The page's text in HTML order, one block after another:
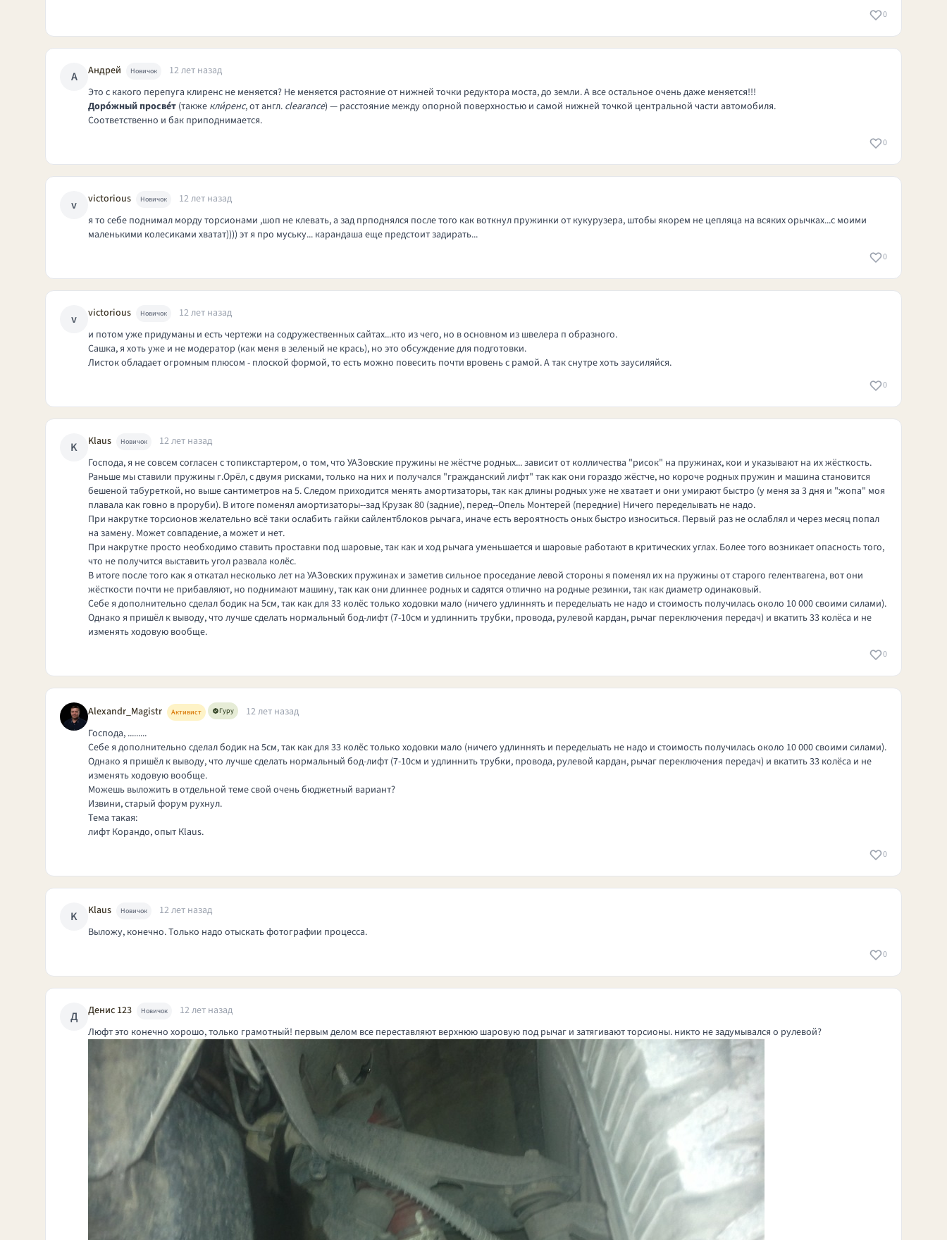
0
А Андрей Новичок
12 лет назад
Это с какого перепуга клиренс не меняется? Не меняется растояние от нижней точки редуктора моста, до земли. А все остальное очень даже меняется!!!
Доро́жный просве́т (также кли́ренс, отангл. clearance) — расстояние между опорной поверхностью и самой нижней точкой центральной части автомобиля.
Соответственно и бак приподнимается.
0
v victorious Новичок
12 лет назад
я то себе поднимал морду торсионами ,шоп не клевать, а зад прподнялся после того как воткнул пружинки от кукурузера, штобы якорем не цепляца на всяких орычках...с моими
маленькими колесиками хватат)))) эт я про муську... карандаша еще предстоит задирать...
0
v victorious Новичок
12 лет назад
и потом уже придуманы и есть чертежи на содружественных сайтах...кто из чего, но в основном из швелера п образного.
Сашка, я хоть уже и не модератор (как меня в зеленый не крась), но это обсуждение для подготовки.
Листок обладает огромным плюсом - плоской формой, то есть можно повесить почти вровень с рамой. А так снутре хоть заусиляйся.
0
K Klaus Новичок
12 лет назад
Господа, я не совсем согласен с топикстартером, о том, что УАЗовские пружины не жёстче родных... зависит от колличества "рисок" на пружинах, кои и указывают на их жёсткость.
Раньше мы ставили пружины г.Орёл, с двумя рисками, только на них и получался "гражданский лифт" так как они гораздо жёстче, но короче родных пружин и машина становится
бешеной табуреткой, но выше сантиметров на 5. Следом приходится менять амортизаторы, так как длины родных уже не хватает и они умирают быстро (у меня за 3 дня и "жопа" моя
плавала как говно в проруби). В итоге поменял амортизаторы--зад Крузак 80 (задние), перед--Опель Монтерей (передние) Ничего переделывать не надо.
При накрутке торсионов желательно всё таки ослабить гайки сайлентблоков рычага, иначе есть вероятность оных быстро износиться. Первый раз не ослаблял и через месяц попал
на замену. Может совпадение, а может и нет.
При накрутке просто необходимо ставить проставки под шаровые, так как и ход рычага уменьшается и шаровые работают в критических углах. Более того возникает опасность того,
что не получится выставить угол развала колёс.
В итоге после того как я откатал несколько лет на УАЗовских пружинах и заметив сильное проседание левой стороны я поменял их на пружины от старого гелентвагена, вот они
жёсткости почти не прибавляют, но поднимают машину, так как они длиннее родных и садятся отлично на родные резинки, так как диаметр одинаковый.
Себе я дополнительно сделал бодик на 5см, так как для 33 колёс только ходовки мало (ничего удлиннять и переделыать не надо и стоимость получилась около 10 000 своими силами).
Однако я пришёл к выводу, что лучше сделать нормальный бод-лифт (7-10см и удлиннить трубки, провода, рулевой кардан, рычаг переключения передач) и вкатить 33 колёса и не
изменять ходовую вообще.
0
Alexandr_Magistr Активист Гуру
12 лет назад
Господа, .........
Себе я дополнительно сделал бодик на 5см, так как для 33 колёс только ходовки мало (ничего удлиннять и переделыать не надо и стоимость получилась около 10 000 своими силами).
Однако я пришёл к выводу, что лучше сделать нормальный бод-лифт (7-10см и удлиннить трубки, провода, рулевой кардан, рычаг переключения передач) и вкатить 33 колёса и не
изменять ходовую вообще.
Можешь выложить в отдельной теме свой очень бюджетный вариант?
Извини, старый форум рухнул.
Тема такая:
лифт Корандо, опыт Кlaus.
0
K Klaus Новичок
12 лет назад
Выложу, конечно. Только надо отыскать фотографии процесса.
0
Д Денис 123 Новичок
12 лет назад
Люфт это конечно хорошо, только грамотный! первым делом все переставляют верхнюю шаровую под рычаг и затягивают торсионы. никто не задумывался о рулевой?